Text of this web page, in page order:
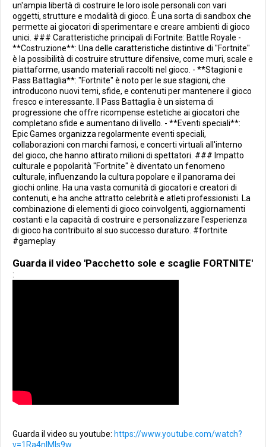
un'ampia libertà di costruire le loro isole personali con vari
oggetti, strutture e modalità di gioco. È una sorta di sandbox che
permette ai giocatori di sperimentare e creare ambienti di gioco
unici. ### Caratteristiche principali di Fortnite: Battle Royale -
**Costruzione**: Una delle caratteristiche distintive di "Fortnite"
è la possibilità di costruire strutture difensive, come muri, scale e
piattaforme, usando materiali raccolti nel gioco. - **Stagioni e
Pass Battaglia**: "Fortnite" è noto per le sue stagioni, che
introducono nuovi temi, sfide, e contenuti per mantenere il gioco
fresco e interessante. Il Pass Battaglia è un sistema di
progressione che offre ricompense estetiche ai giocatori che
completano sfide e aumentano di livello. - **Eventi speciali**:
Epic Games organizza regolarmente eventi speciali,
collaborazioni con marchi famosi, e concerti virtuali all'interno
del gioco, che hanno attirato milioni di spettatori. ### Impatto
culturale e popolarità "Fortnite" è diventato un fenomeno
culturale, influenzando la cultura popolare e il panorama dei
giochi online. Ha una vasta comunità di giocatori e creatori di
contenuti, e ha anche attratto celebrità e atleti professionisti. La
combinazione di elementi di gioco coinvolgenti, aggiornamenti
costanti e la capacità di costruire e personalizzare l'esperienza
di gioco ha contribuito al suo successo duraturo. #fortnite
#gameplay
Guarda il video 'Pacchetto sole e scaglie FORTNITE'
:
Guarda il video su youtube: https://www.youtube.com/watch?
v=1Ra4nIMls9w